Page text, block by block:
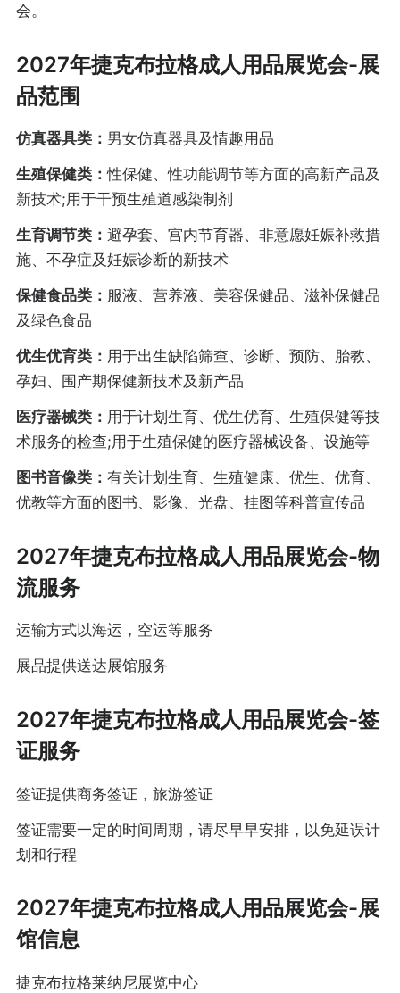
会。
2027年捷克布拉格成人用品展览会-展
品范围
仿真器具类： 男女仿真器具及情趣用品
生殖保健类：性保健、性功能调节等方面的高新产品及
新技术;用于干预生殖道感染制剂
生育调节类： 避孕套、宫内节育器、非意愿妊娠补救措
施、不孕症及妊娠诊断的新技术
保健食品类： 服液、营养液、美容保健品、滋补保健品
及绿色食品
优生优育类： 用于出生缺陷筛查、诊断、预防、胎教、
孕妇、围产期保健新技术及新产品
医疗器械类： 用于计划生育、优生优育、生殖保健等技
术服务的检查;用于生殖保健的医疗器械设备、设施等
图书音像类： 有关计划生育、生殖健康、优生、优育、
优教等方面的图书、影像、光盘、挂图等科普宣传品
2027年捷克布拉格成人用品展览会-物
流服务
运输方式以海运，空运等服务
展品提供送达展馆服务
2027年捷克布拉格成人用品展览会-签
证服务
签证提供商务签证，旅游签证
签证需要一定的时间周期，请尽早早安排，以免延误计
划和行程
2027年捷克布拉格成人用品展览会-展
馆信息
捷克布拉格莱纳尼展览中心